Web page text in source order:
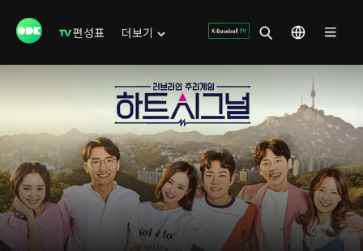
편성표 더보기